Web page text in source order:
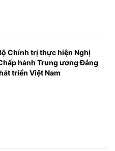
Chính trị thực hiện Nghị
hành Trung ương Đảng
triển Việt Nam